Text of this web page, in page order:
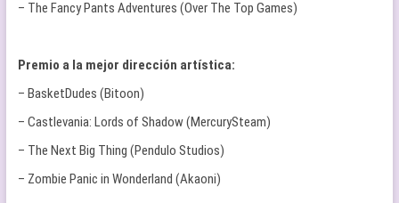
– The Fancy Pants Adventures (Over The Top Games)
Premio a la mejor dirección artística:
– BasketDudes (Bitoon)
– Castlevania: Lords of Shadow (MercurySteam)
– The Next Big Thing (Pendulo Studios)
– Zombie Panic in Wonderland (Akaoni)